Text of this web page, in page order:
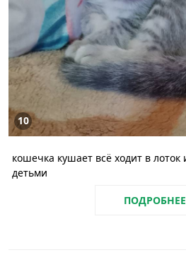
10
кошечка кушает всё ходит в лоток
детьми
ПОДРОБНЕЕ